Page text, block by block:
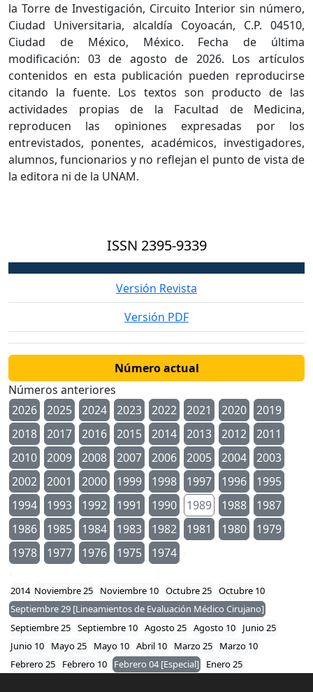
la Torre de Investigación, Circuito Interior sin número,
Ciudad Universitaria, alcaldía Coyoacán, C.P. 04510,
Ciudad de México, México. Fecha de última
modificación: 03 de agosto de 2026. Los artículos
contenidos en esta publicación pueden reproducirse
citando la fuente. Los textos son producto de las
actividades propias de la Facultad de Medicina,
reproducen las opiniones expresadas por los
entrevistados, ponentes, académicos, investigadores,
alumnos, funcionarios y no reflejan el punto de vista de
la editora ni de la UNAM.
ISSN 2395-9339
Versión Revista
Versión PDF
Número actual
Números anteriores
2026
2025 2024 2023 2022 2021 2020
2019
2018
2017 2016 2015 2014 2013 2012
2011
2010
2009 2008 2007 2006 2005 2004
2003
2002
2001 2000 1999 1998 1997 1996
1995
1994
1993 1992 1991 1990 1989 1988
1987
1986
1985 1984 1983 1982 1981 1980
1979
1978
1977 1976 1975 1974
2014 Noviembre 25 Noviembre 10 Octubre 25 Octubre 10
Septiembre 29 [Lineamientos de Evaluación Médico Cirujano]
Septiembre 25 Septiembre 10 Agosto 25 Agosto 10
Junio 25
Junio 10
Mayo 25 Mayo 10 Abril 10 Marzo 25
Marzo 10
Febrero 25
Febrero 10 Febrero 04 [Especial] Enero 25